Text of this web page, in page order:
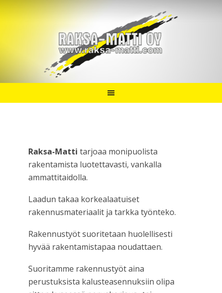
Raksa-Matti tarjoaa monipuolista
rakentamista luotettavasti, vankalla
ammattitaidolla.
Laadun takaa korkealaatuiset
rakennusmateriaalit ja tarkka työnteko.
Rakennustyöt suoritetaan huolellisesti
hyvää rakentamistapaa noudattaen.
Suoritamme rakennustyöt aina
perustuksista kalusteasennuksiin olipa